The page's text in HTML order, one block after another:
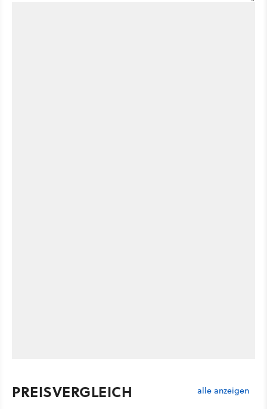
PREISVERGLEICH alle anzeigen